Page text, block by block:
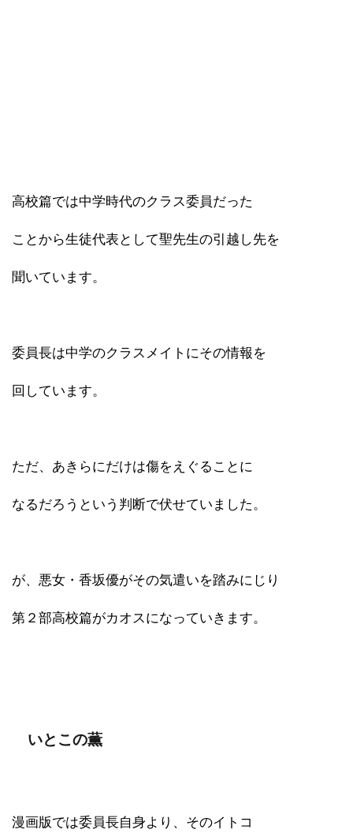
高校篇では中学時代のクラス委員だった
ことから生徒代表として聖先生の引越し先を
聞いています。
委員長は中学のクラスメイトにその情報を
回しています。
ただ、あきらにだけは傷をえぐることに
なるだろうという判断で伏せていました。
が、悪女・香坂優がその気遣いを踏みにじり
第２部高校篇がカオスになっていきます。
いとこの薫
漫画版では委員長自身より、そのイトコ